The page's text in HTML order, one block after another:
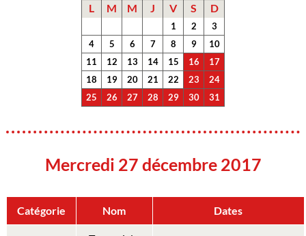
L M M J V S D
1 2
3
4
5 6 7 8 9
10
11
12 13 14 15 16
17
18
19 20 21 22 23
24
25
26 27 28 29 30 31
Mercredi 27 décembre 2017
Catégorie Nom Dates